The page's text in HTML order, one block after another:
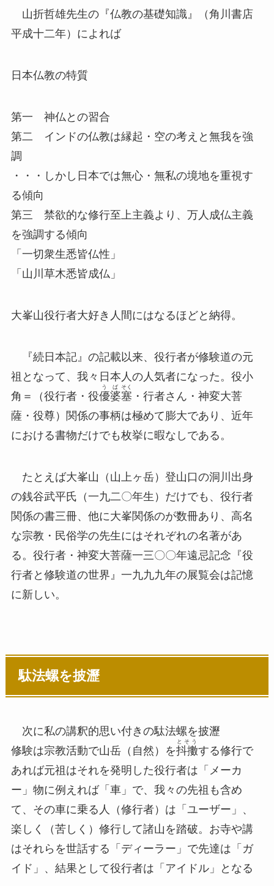
山折哲雄先生の『仏教の基礎知識』（角川書店
平成十二年）によれば
日本仏教の特質
第一 神仏との習合
第二 インドの仏教は縁起・空の考えと無我を強
調
・・・しかし日本では無心・無私の境地を重視す
る傾向
第三 禁欲的な修行至上主義より、万人成仏主義
を強調する傾向
「一切衆生悉皆仏性」
「山川草木悉皆成仏」
大峯山役行者大好き人間にはなるほどと納得。
『続日本記』の記載以来、役行者が修験道の元
祖となって、我々日本人の人気者になった。役小
角＝（役行者・役優
う
婆
ば
塞
そく
・行者さん・神変大菩
薩・役尊）関係の事柄は極めて膨大であり、近年
における書物だけでも枚挙に暇なしである。
たとえば大峯山（山上ヶ岳）登山口の洞川出身
の銭谷武平氏（一九二〇年生）だけでも、役行者
関係の書三冊、他に大峯関係のが数冊あり、高名
な宗教・民俗学の先生にはそれぞれの名著があ
る。役行者・神変大菩薩一三〇〇年遠忌記念『役
行者と修験道の世界』一九九九年の展覧会は記憶
に新しい。
駄法螺を披瀝
次に私の講釈的思い付きの駄法螺を披瀝
修験は宗教活動で山岳（自然）を抖擻
とそう
する修行で
あれば元祖はそれを発明した役行者は「メーカ
ー」物に例えれば「車」で、我々の先祖も含め
て、その車に乗る人（修行者）は「ユーザー」、
楽しく（苦しく）修行して諸山を踏破。お寺や講
はそれらを世話する「ディーラー」で先達は「ガ
イド」、結果として役行者は「アイドル」となる